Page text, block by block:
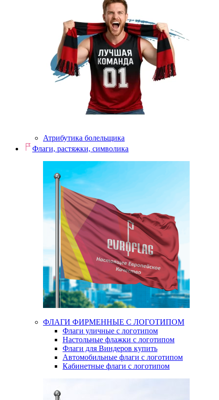
Атрибутика болельщика
Флаги, растяжки, символика
ФЛАГИ ФИРМЕННЫЕ С ЛОГОТИПОМ
Флаги уличные с логотипом
Настольные флажки с логотипом
Флаги для Виндеров купить
Автомобильные флаги с логотипом
Кабинетные флаги с логотипом